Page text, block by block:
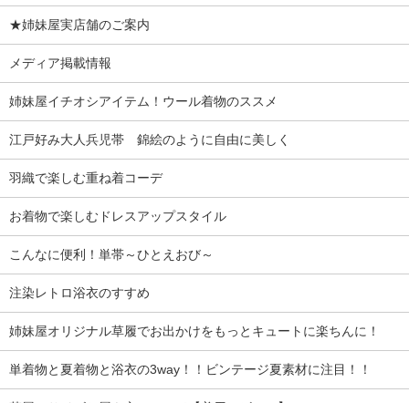
★姉妹屋実店舗のご案内
メディア掲載情報
姉妹屋イチオシアイテム！ウール着物のススメ
江戸好み大人兵児帯 錦絵のように自由に美しく
羽織で楽しむ重ね着コーデ
お着物で楽しむドレスアップスタイル
こんなに便利！単帯～ひとえおび～
注染レトロ浴衣のすすめ
姉妹屋オリジナル草履でお出かけをもっとキュートに楽ちんに！
単着物と夏着物と浴衣の3way！！ビンテージ夏素材に注目！！